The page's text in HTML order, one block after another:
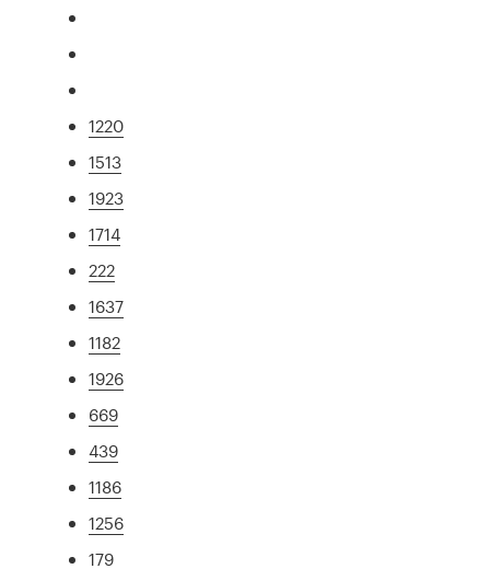
1220
1513
1923
1714
222
1637
1182
1926
669
439
1186
1256
179